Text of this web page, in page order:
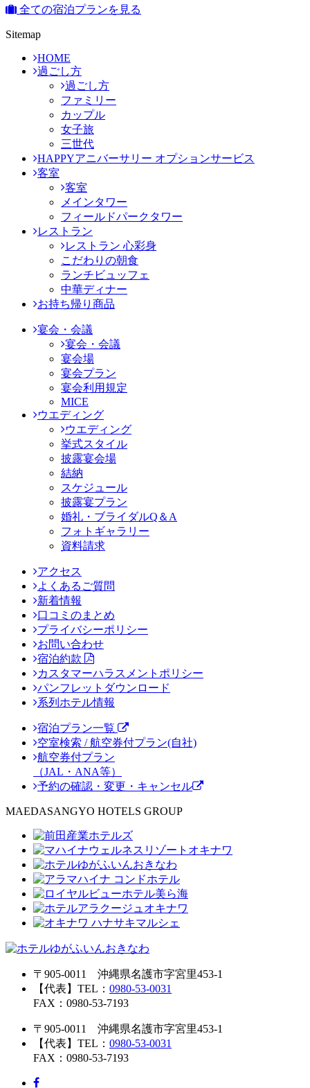
全ての宿泊プランを見る
Sitemap
HOME
過ごし方
過ごし方
ファミリー
カップル
女子旅
三世代
HAPPYアニバーサリー オプションサービス
客室
客室
メインタワー
フィールドパークタワー
レストラン
レストラン 心彩身
こだわりの朝食
ランチビュッフェ
中華ディナー
お持ち帰り商品
宴会・会議
宴会・会議
宴会場
宴会プラン
宴会利用規定
MICE
ウエディング
ウエディング
挙式スタイル
披露宴会場
結納
スケジュール
披露宴プラン
婚礼・ブライダルQ＆A
フォトギャラリー
資料請求
アクセス
よくあるご質問
新着情報
口コミのまとめ
プライバシーポリシー
お問い合わせ
宿泊約款
カスタマーハラスメントポリシー
パンフレットダウンロード
系列ホテル情報
宿泊プラン一覧
空室検索 / 航空券付プラン(自社)
航空券付プラン
（JAL・ANA等）
予約の確認・変更・キャンセル
MAEDASANGYO HOTELS GROUP
〒905-0011 沖縄県名護市字宮里453-1
【代表】TEL： 0980-53-0031
FAX：0980-53-7193
〒905-0011 沖縄県名護市字宮里453-1
【代表】TEL： 0980-53-0031
FAX：0980-53-7193